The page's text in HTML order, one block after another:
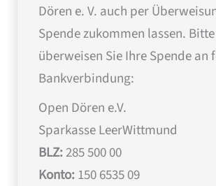
Dören e. V. auch per
Spende zukommen lassen. Bitte
überweisen Sie Ihre Spende an
Bankverbindung:
Open Dören e.V.
Sparkasse LeerWittmund
BLZ:285 500 00
Konto:150 6535 09